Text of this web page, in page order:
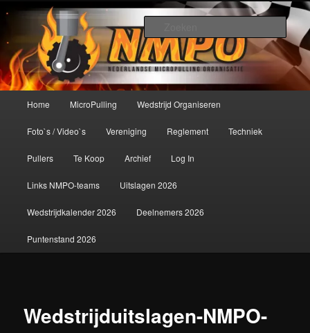
primaire
inhoudNederlandse MicroPulling
Organisatie
De meest krachtige modelbouwsport ter wereld!
Home MicroPulling Wedstrijd Organiseren
Foto`s / Video`s Vereniging Reglement Techniek
Pullers Te Koop Archief Log In
Links NMPO-teams Uitslagen 2026
Wedstrijdkalender 2026 Deelnemers 2026
Puntenstand 2026
Wedstrijduitslagen-NMPO-